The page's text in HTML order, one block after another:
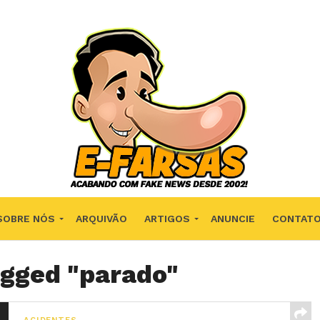
NÓS ARQUIVÃO ARTIGOS ANUNCIE CONTATO
"parado"